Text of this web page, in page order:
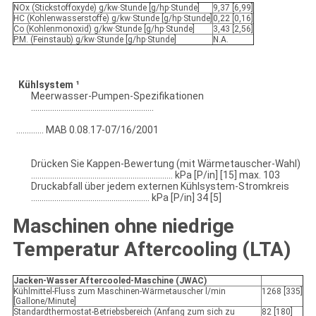
NOx (Stickstoffoxyde) g/kw·Stunde [g/hp·Stunde]
9,37 [6,99]
HC (Kohlenwasserstoffe) g/kw·Stunde [g/hp·Stunde] 0,22 [0,16]
Co (Kohlenmonoxid) g/kw·Stunde [g/hp·Stunde]
3,43 [2,56]
P.M. (Feinstaub) g/kw·Stunde [g/hp·Stunde]
N.A.
Kühlsystem ¹
Meerwasser-Pumpen-Spezifikationen
..........................................................
............. MAB 0.08.17-07/16/2001
Drücken Sie Kappen-Bewertung (mit Wärmetauscher-Wahl)
................................................................... kPa [P/in] [15] max. 103
Druckabfall über jedem externen Kühlsystem-Stromkreis
........................................................ kPa [P/in] 34 [5]
Maschinen ohne niedrige
Temperatur Aftercooling (LTA)
Jacken-Wasser Aftercooled-Maschine (JWAC)
Kühlmittel-Fluss zum Maschinen-Wärmetauscher l/min
[Gallone/Minute]
1268 [335]
Standardthermostat-Betriebsbereich (Anfang zum sich zu
82 [180]